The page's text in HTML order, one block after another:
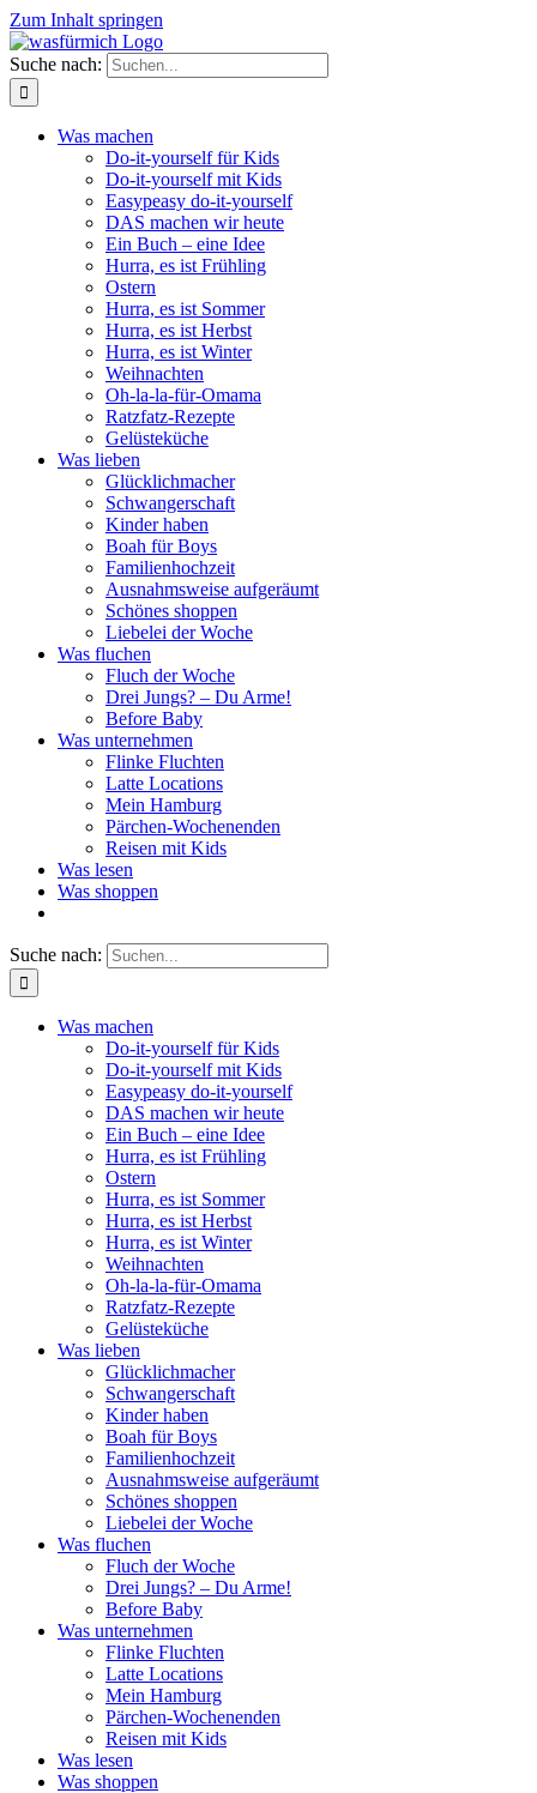
Zum Inhalt springen
Suche nach:
Was machen
Do-it-yourself für Kids
Do-it-yourself mit Kids
Easypeasy do-it-yourself
DAS machen wir heute
Ein Buch – eine Idee
Hurra, es ist Frühling
Ostern
Hurra, es ist Sommer
Hurra, es ist Herbst
Hurra, es ist Winter
Weihnachten
Oh-la-la-für-Omama
Ratzfatz-Rezepte
Gelüsteküche
Was lieben
Glücklichmacher
Schwangerschaft
Kinder haben
Boah für Boys
Familienhochzeit
Ausnahmsweise aufgeräumt
Schönes shoppen
Liebelei der Woche
Was fluchen
Fluch der Woche
Drei Jungs? – Du Arme!
Before Baby
Was unternehmen
Flinke Fluchten
Latte Locations
Mein Hamburg
Pärchen-Wochenenden
Reisen mit Kids
Was lesen
Was shoppen
Suche nach:
Was machen
Do-it-yourself für Kids
Do-it-yourself mit Kids
Easypeasy do-it-yourself
DAS machen wir heute
Ein Buch – eine Idee
Hurra, es ist Frühling
Ostern
Hurra, es ist Sommer
Hurra, es ist Herbst
Hurra, es ist Winter
Weihnachten
Oh-la-la-für-Omama
Ratzfatz-Rezepte
Gelüsteküche
Was lieben
Glücklichmacher
Schwangerschaft
Kinder haben
Boah für Boys
Familienhochzeit
Ausnahmsweise aufgeräumt
Schönes shoppen
Liebelei der Woche
Was fluchen
Fluch der Woche
Drei Jungs? – Du Arme!
Before Baby
Was unternehmen
Flinke Fluchten
Latte Locations
Mein Hamburg
Pärchen-Wochenenden
Reisen mit Kids
Was lesen
Was shoppen